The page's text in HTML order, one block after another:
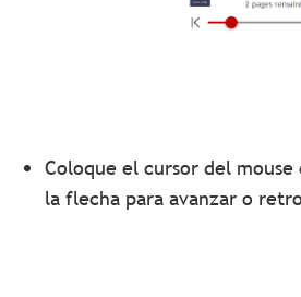
Coloque el cursor del
la flecha para avanzar o